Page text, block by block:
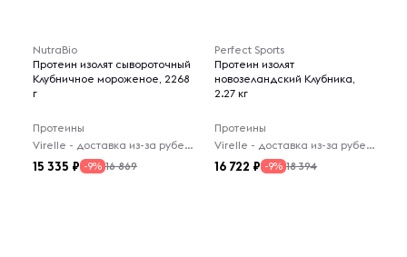
NutraBio
Протеин изолят сывороточный
Клубничное мороженое, 2268
г
Протеины
Virelle - доставка из-за рубежа
15 335 -9% 16 869
Perfect Sports
Протеин изолят
новозеландский Клубника,
2.27 кг
Протеины
Virelle - доставка из-за рубежа
16 722 -9% 18 394